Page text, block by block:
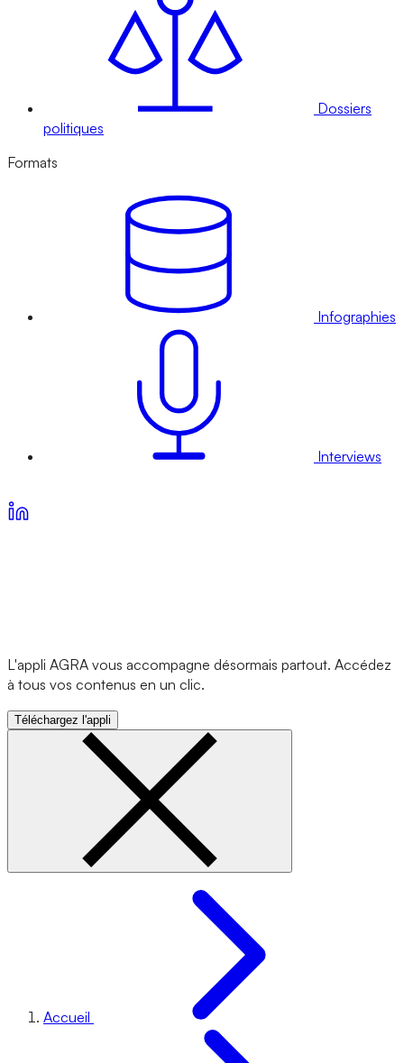
Dossiers
politiques
Formats
Infographies
Interviews
L'appli AGRA vous accompagne désormais partout. Accédez
à tous vos contenus en un clic.
Téléchargez l'appli
Accueil